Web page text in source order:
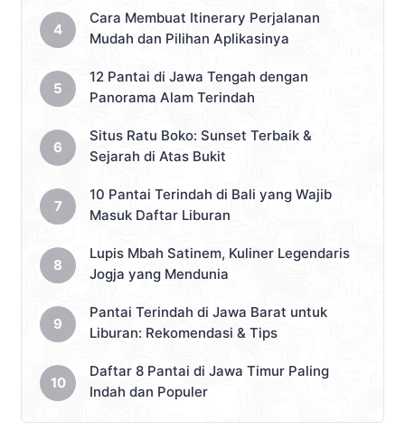
Cara Membuat Itinerary Perjalanan
Mudah dan Pilihan Aplikasinya
12 Pantai di Jawa Tengah dengan
Panorama Alam Terindah
Situs Ratu Boko: Sunset Terbaik &
Sejarah di Atas Bukit
10 Pantai Terindah di Bali yang Wajib
Masuk Daftar Liburan
Lupis Mbah Satinem, Kuliner Legendaris
Jogja yang Mendunia
Pantai Terindah di Jawa Barat untuk
Liburan: Rekomendasi & Tips
Daftar 8 Pantai di Jawa Timur Paling
Indah dan Populer